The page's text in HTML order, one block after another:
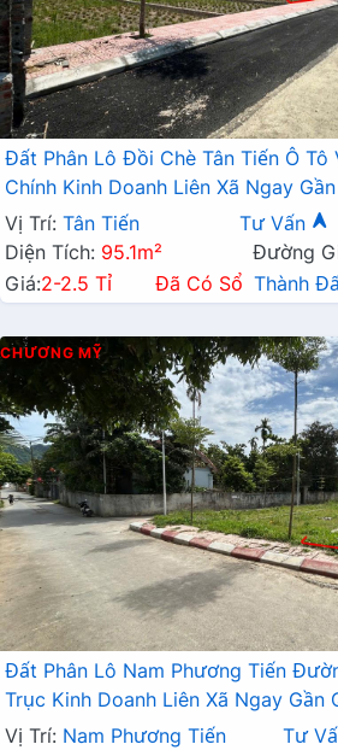
Đất Phân Lô Đồi Chè Tân Tiến Ô Tô
Chính Kinh Doanh Liên Xã Ngay
Vị Trí: Tân Tiến Tư Vấn
Diện Tích: 95.1m²
Đường
Giá:2-2.5 Tỉ Đã Có Sổ Thành
CHƯƠNG MỸ
Đất Phân Lô Nam Phương Tiến
Trục Kinh Doanh Liên Xã Ngay Gần
Vị Trí: Nam Phương Tiến Tư